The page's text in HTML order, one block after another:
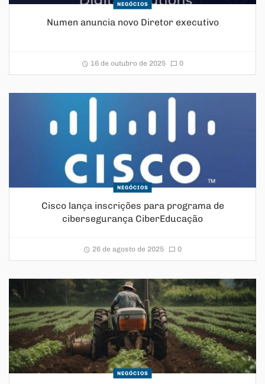
NEGÓCIOS
Numen anuncia novo Diretor executivo
16 de outubro de 2025 0
NEGÓCIOS
Cisco lança inscrições para programa de
cibersegurança CiberEducação
26 de agosto de 2025 0
NEGÓCIOS